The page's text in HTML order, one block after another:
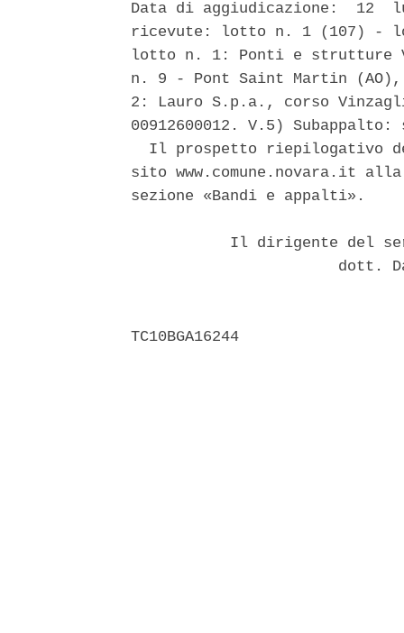
Data di aggiudicazione:  12
ricevute: lotto n. 1 (107) -
lotto n. 1: Ponti e strutture
n. 9 - Pont Saint Martin
2: Lauro S.p.a., corso
00912600012. V.5)
Il prospetto riepilogativo
sito www.comune.novara.it
sezione «Bandi e appalti».
Il dirigente del
dott.